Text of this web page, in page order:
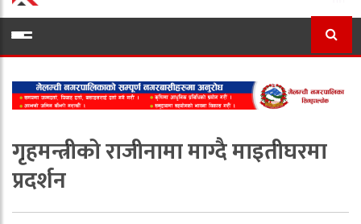
गृहमन्त्रीको राजीनामा माग्दै माइतीघरमा
प्रदर्शन